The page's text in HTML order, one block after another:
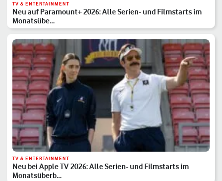
TV & ENTERTAINMENT
Neu auf Paramount+ 2026: Alle Serien- und Filmstarts im
Monatsübe…
TV & ENTERTAINMENT
Neu bei Apple TV 2026: Alle Serien- und Filmstarts im
Monatsüberb…